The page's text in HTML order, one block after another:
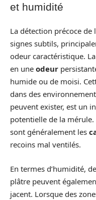
et humidité
La détection précoce
signes subtils,
odeur caractéristique.
en une odeur
humide ou de moisi.
dans des
peuvent exister, est un
potentielle de la
sont généralement les
recoins mal ventilés.
En termes d’humidité,
plâtre peuvent
jacent. Lorsque des